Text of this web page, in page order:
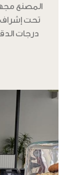
المصنع
تحت
درجات